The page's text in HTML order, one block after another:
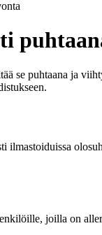
se puhtaana ja
ilmastoiduissa
joilla on